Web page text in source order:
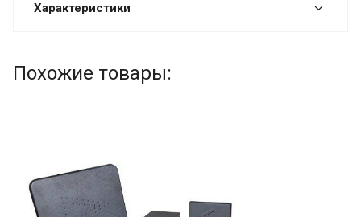
Характеристики
Похожие товары: